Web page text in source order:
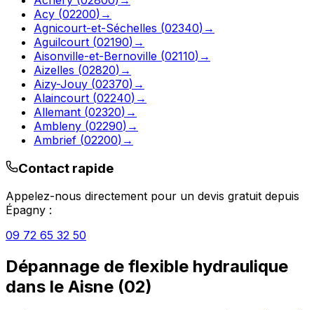
Acy (02200) →
Agnicourt-et-Séchelles (02340) →
Aguilcourt (02190) →
Aisonville-et-Bernoville (02110) →
Aizelles (02820) →
Aizy-Jouy (02370) →
Alaincourt (02240) →
Allemant (02320) →
Ambleny (02290) →
Ambrief (02200) →
Contact rapide
Appelez-nous directement pour un devis gratuit depuis
Épagny :
09 72 65 32 50
Dépannage de flexible hydraulique
dans le Aisne (02)